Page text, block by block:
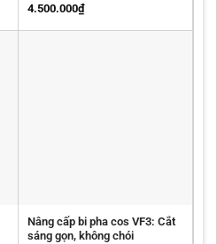
4.500.000₫
Nâng cấp bi pha cos VF3: Cắt
sáng gọn, không chói